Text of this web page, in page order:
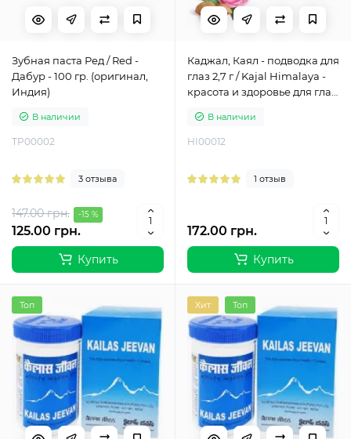
Зубная паста Ред / Red -
Дабур - 100 гр. (оригинал,
Индия)
В наличии
TP00002
3 отзыва
147.00 грн. -15 %
125.00 грн.
Купить
Каджал, Каял - подводка для
глаз 2,7 г / Kajal Himalaya -
красота и здоровье для глаз
В наличии
HI00012
1 отзыв
172.00 грн.
Купить
Топ Хит Топ